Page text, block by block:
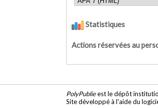
Statistiques
Actions réservées au
PolyPublieest le dépôt
Site développé à l'aide du